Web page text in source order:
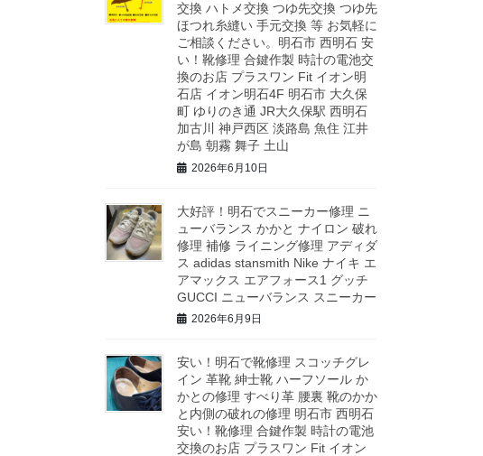
交換 ハトメ交換 つゆ先交換 つゆ先
ほつれ糸縫い 手元交換 等 お気軽に
ご相談ください。明石市 西明石 安
い！靴修理 合鍵作製 時計の電池交
換のお店 プラスワン Fit イオン明
石店 イオン明石4F 明石市 大久保
町 ゆりのき通 JR大久保駅 西明石
加古川 神戸西区 淡路島 魚住 江井
が島 朝霧 舞子 土山
2026年6月10日
大好評！明石でスニーカー修理 ニ
ューバランス かかと ナイロン 破れ
修理 補修 ライニング修理 アディダ
ス adidas stansmith Nike ナイキ エ
アマックス エアフォース1 グッチ
GUCCI ニューバランス スニーカー
2026年6月9日
安い！明石で靴修理 スコッチグレ
イン 革靴 紳士靴 ハーフソール か
かとの修理 すべり革 腰裏 靴のかか
と内側の破れの修理 明石市 西明石
安い！靴修理 合鍵作製 時計の電池
交換のお店 プラスワン Fit イオン